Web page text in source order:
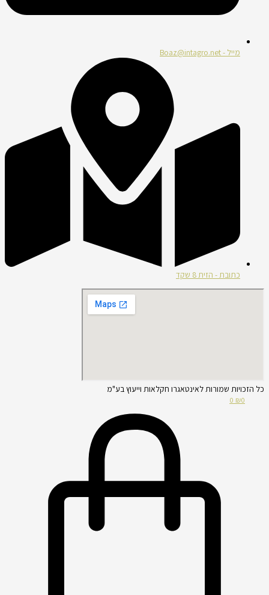
מייל - Boaz@intagro.net
כתובת - הזית 8 שקד
כל הזכויות שמורות לאינטאגרו חקלאות וייעוץ בע"מ
₪0
0